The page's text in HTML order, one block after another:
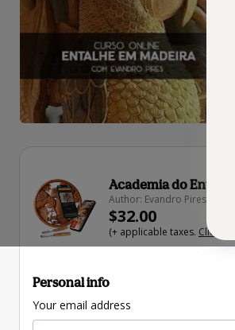
Academia do
Author: Evandro Pires - Arte
$32.00
(+ applicable taxes. Click here
Personal info
Your email address